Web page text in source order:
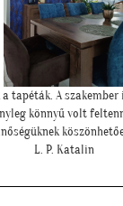
a tapéták. A
könnyű volt
L. P. Katalin